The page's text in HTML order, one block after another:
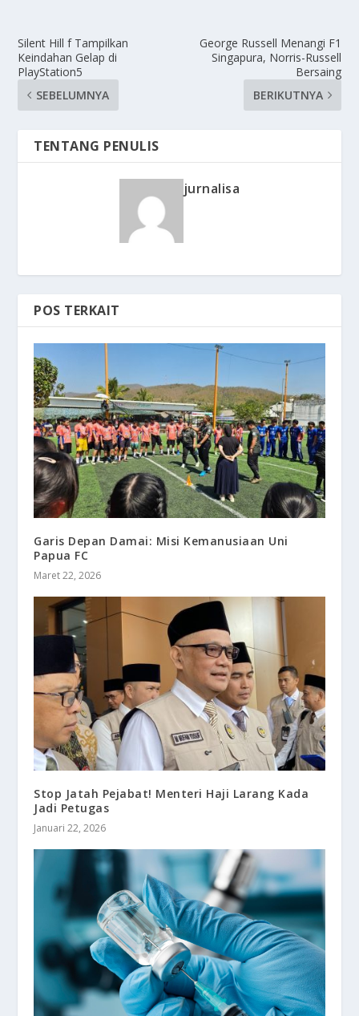
Silent Hill f Tampilkan
Keindahan Gelap di
PlayStation5
SEBELUMNYA
George Russell Menangi F1
Singapura, Norris-Russell
Bersaing
BERIKUTNYA
TENTANG PENULIS
jurnalisa
POS TERKAIT
Garis Depan Damai: Misi Kemanusiaan Uni
Papua FC
Maret 22, 2026
Stop Jatah Pejabat! Menteri Haji Larang Kada
Jadi Petugas
Januari 22, 2026